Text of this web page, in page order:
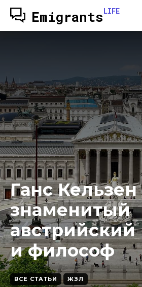
EmigrantsLIFE
Ганс
знаменитый
и философ
ВСЕ СТАТЬИ ЖЗЛ